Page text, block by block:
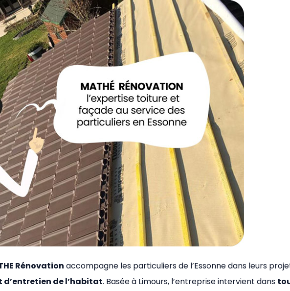
Rénovation accompagne les particuliers de l’Essonne dans leurs
de l’habitat. Basée à Limours, l’entreprise intervient dans